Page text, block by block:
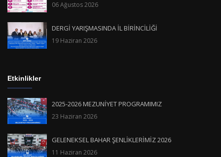
06 Ağustos 2026
DERGİ YARIŞMASINDA İL BİRİNCİLİĞİ
19 Haziran 2026
Etkinlikler
2025-2026 MEZUNİYET PROGRAMIMIZ
23 Haziran 2026
GELENEKSEL BAHAR ŞENLİKLERİMİZ 2026
11 Haziran 2026